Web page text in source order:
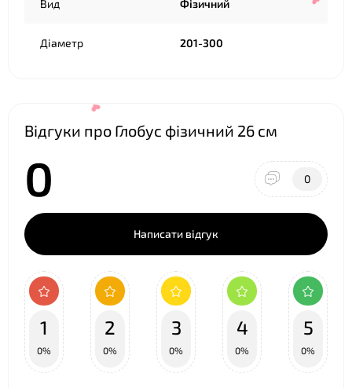
Вид Фізичний
Діаметр 201-300
Відгуки про Глобус фізичний 26 см
0 0
Написати відгук
1
0%
2
0%
3
0%
4
0%
5
0%
❤